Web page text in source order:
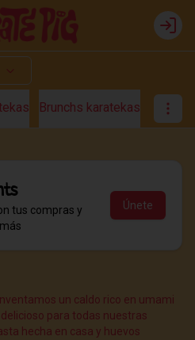
Login
Brunchs karatekas
tus compras y
Únete
un caldo rico en umami
para todas nuestras
hecha en casa y huevos